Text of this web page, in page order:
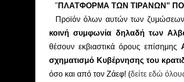
" ΠΛΑΤΦΟΡΜΑ ΤΩΝ ΤΙΡΑΝΩΝ"
Προϊόν όλων αυτών των
κοινή συμφωνία δηλαδή των
θέσουν εκβιαστικά όρους επίσημης
σχηματισμό Κυβέρνησης του
όσο και από τον Ζάεφ! (δείτε εδώ